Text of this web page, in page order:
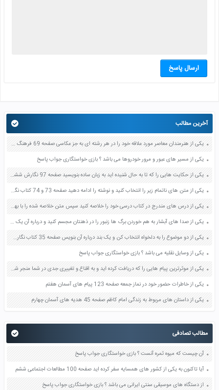
ارسال پاسخ
آخرین مطالب
یکی از هنرمندان معاصر مورد علاقه خود را در هر رشته ای به جز عکاسی صفحه 69 فرهنگ و هنر نهم
یکی از مسیر های عبور و مرور خودروها می باشد ؟ بازی خواستگاری جواب پاسخ
یکی از حکایت هایی را که تا به حال شنیده اید به زبان ساده بنویسید صفحه 97 نگارش ششم دبستان
یکی از متن های ناتمام زیر را انتخاب کنید و نوشته را ادامه دهید صفحه 73 و 74 کتاب نگارش فارسی پنجم دبستان
یکی از درس های مندرج در کتاب درسی خود را خلاصه کنید سپس متن خلاصه شده را با بهره گیری از روش های دسته بندی نمودار جدول نقشه مفهومی نشان دهید صفحه 118 نگارش یازدهم
یکی از صدا های آبشار به هم خوردن برگ ها زنبور را در ذهنتان مجسم کنید و درباره آن یک بند بنویسید صفحه 11 نگارش پنجم
یکی از دو موضوع را به دلخواه انتخاب کن و یک بند درباره آن بنویس صفحه 35 کتاب نگارش فارسی سوم
یکی از وسایل نقلیه می باشد ؟ بازی خواستگاری جواب پاسخ
یکی از موثرترین پیام هایی را که دریافت کرده اید و به اقناع و تغییری جدی در شما منجر شده است برسی کنید و علت این تاثیر گذاری قابل توجه را بنویسید صفحه 52 تفکر و سواد رسانه ای دهم
یکی از خاطرات حضور خود در نماز جمعه صفحه 123 پیام های آسمان هفتم
یکی از داستان های مربوط به زندگی امام کاظم صفحه 45 هدیه های آسمان چهارم
مطالب تصادفی
آن چیست که میوه ثمره آنست ؟ بازی خواستگاری جواب پاسخ
آیا تاکنون به یکی از کشور های همسایه سفر کرده اید صفحه 100 مطالعات اجتماعی ششم
از دستگاه های موسیقی سنتی ایرانی می باشد ؟ بازی خواستگاری جواب پاسخ